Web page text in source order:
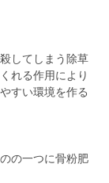
してしまう除草
れる作用により
すい環境を作る
の一つに骨粉肥